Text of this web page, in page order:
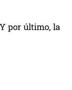
por último, la